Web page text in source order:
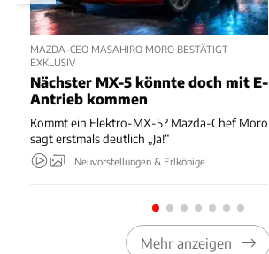
MAZDA-CEO MASAHIRO MORO BESTÄTIGT
EXKLUSIV
Nächster MX-5 könnte doch mit E-
Antrieb kommen
Kommt ein Elektro-MX-5? Mazda-Chef Moro
sagt erstmals deutlich „Ja!“
Neuvorstellungen & Erlkönige
Mehr anzeigen